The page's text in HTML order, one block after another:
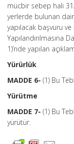
mücbir sebep hali
yerlerde bulunan
yapılacak başvuru
Yapılandırılmasına
1)’nde yapılan
Yürürlük
MADDE 6- (1) Bu
Yürütme
MADDE 7- (1) Bu
yürütür.